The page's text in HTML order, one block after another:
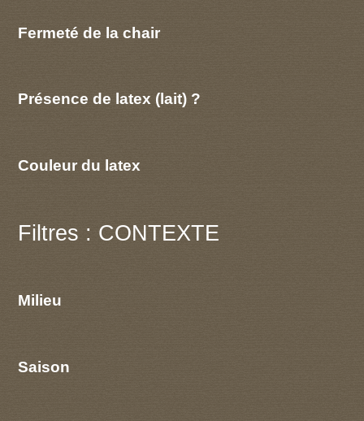
Fermeté de la chair
Présence de latex (lait) ?
Couleur du latex
Filtres : CONTEXTE
Milieu
Saison